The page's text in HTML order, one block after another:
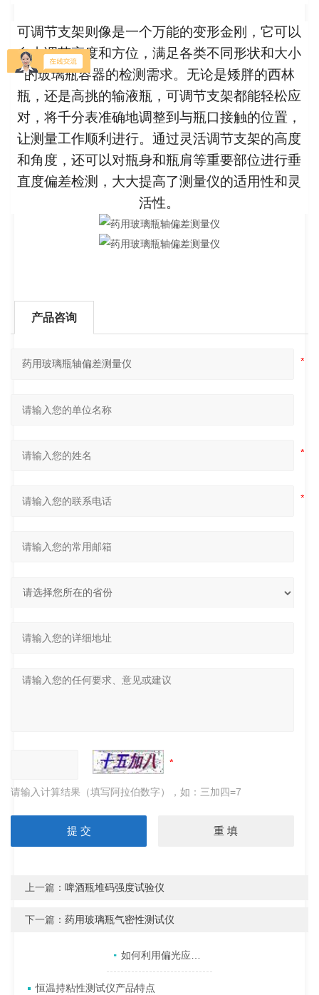
可调节支架则像是一个万能的变形金刚，它可以
自由调节高度和方位，满足各类不同形状和大小
的玻璃瓶容器的检测需求。无论是矮胖的西林
瓶，还是高挑的输液瓶，可调节支架都能轻松应
对，将千分表准确地调整到与瓶口接触的位置，
让测量工作顺利进行。通过灵活调节支架的高度
和角度，还可以对瓶身和瓶肩等重要部位进行垂
直度偏差检测，大大提高了测量仪的适用性和灵
活性。
产品咨询
请输入计算结果（填写阿拉伯数字），如：三加四=7
上一篇：啤酒瓶堆码强度试验仪
下一篇：药用玻璃瓶气密性测试仪
相关文章 如何利用偏光应力仪检测玻璃瓶的内应力？
恒温持粘性测试仪产品特点